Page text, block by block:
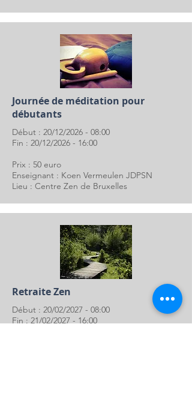
Journée de méditation pour
débutants
Début : 20/12/2026 - 08:00
Fin : 20/12/2026 - 16:00
Prix : 50 euro
Enseignant : Koen Vermeulen JDPSN
Lieu : Centre Zen de Bruxelles
Retraite Zen
Début : 20/02/2027 - 08:00
Fin : 21/02/2027 - 16:00